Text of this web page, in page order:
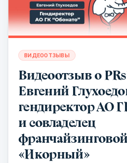
ВИДЕООТЗЫВЫ
Видеоотзыв о
Евгений
гендиректор АО
и совладелец
«Икорный»